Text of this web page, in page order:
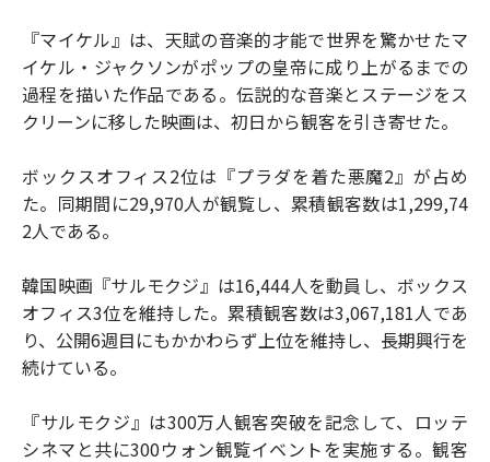
『マイケル』は、天賦の音楽的才能で世界を驚かせたマ
イケル・ジャクソンがポップの皇帝に成り上がるまでの
過程を描いた作品である。伝説的な音楽とステージをス
クリーンに移した映画は、初日から観客を引き寄せた。
ボックスオフィス2位は『プラダを着た悪魔2』が占め
た。同期間に29,970人が観覧し、累積観客数は1,299,74
2人である。
韓国映画『サルモクジ』は16,444人を動員し、ボックス
オフィス3位を維持した。累積観客数は3,067,181人であ
り、公開6週目にもかかわらず上位を維持し、長期興行を
続けている。
『サルモクジ』は300万人観客突破を記念して、ロッテ
シネマと共に300ウォン観覧イベントを実施する。観客